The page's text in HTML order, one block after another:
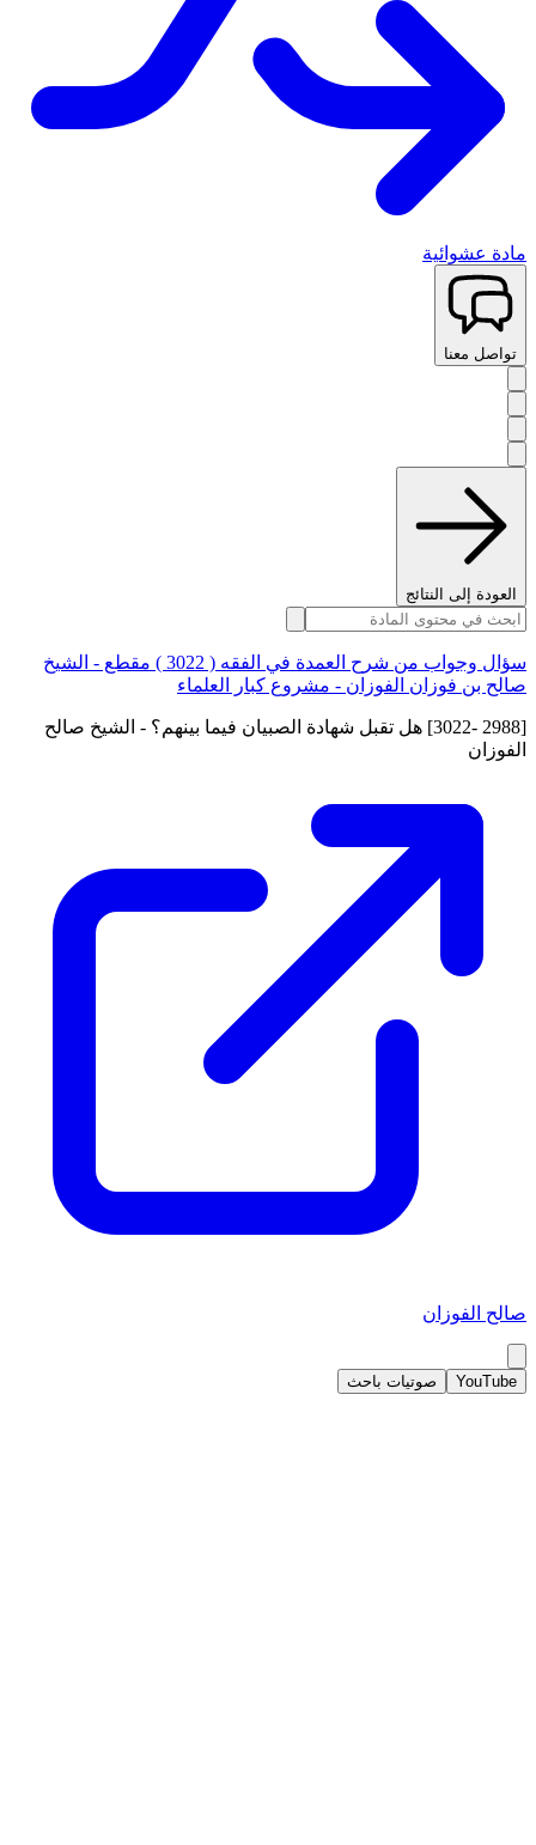
مادة عشوائية
تواصل معنا
العودة إلى النتائج
سؤال وجواب من شرح العمدة في الفقه ( 3022 ) مقطع - الشيخ
صالح بن فوزان الفوزان - مشروع كبار العلماء
[2988 -3022] هل تقبل شهادة الصبيان فيما بينهم؟ - الشيخ صالح
الفوزان
صالح الفوزان
YouTube صوتيات باحث